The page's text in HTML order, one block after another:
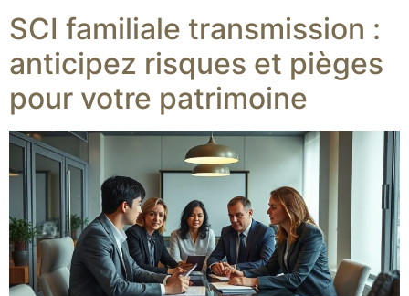
SCI familiale transmission :
anticipez risques et pièges
pour votre patrimoine